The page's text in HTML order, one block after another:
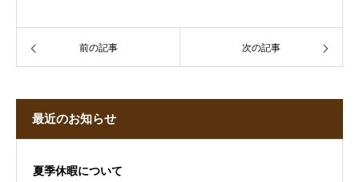
前の記事 次の記事
最近のお知らせ
夏季休暇について